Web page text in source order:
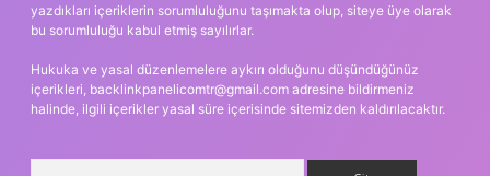
yazdıkları içeriklerin sorumluluğunu taşımakta olup, siteye üye olarak
bu sorumluluğu kabul etmiş sayılırlar.
Hukuka ve yasal düzenlemelere aykırı olduğunu düşündüğünüz
içerikleri, backlinkpanelicomtr@gmail.com adresine bildirmeniz
halinde, ilgili içerikler yasal süre içerisinde sitemizden kaldırılacaktır.